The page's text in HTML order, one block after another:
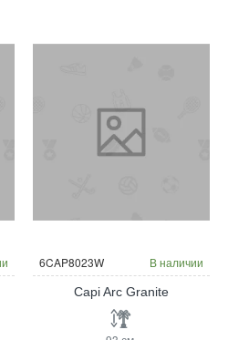
6CAP8023W В наличии
Capi Arc Granite